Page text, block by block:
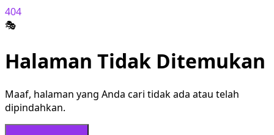
404
🎭
Halaman Tidak Ditemukan
Maaf, halaman yang Anda cari tidak ada atau telah
dipindahkan.